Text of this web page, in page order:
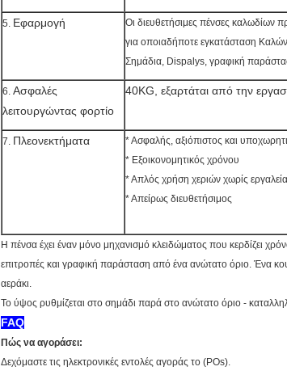
5. Εφαρμογή
Οι διευθετήσιμες πένσες
για οποιαδήποτε εγκατάσταση
Σημάδια, Dispalys, γραφική
6. Ασφαλές
λειτουργώντας φορτίο
40KG, εξαρτάται από την
7. Πλεονεκτήματα
* Ασφαλής, αξιόπιστος και
* Εξοικονομητικός χρόνου
* Απλός χρήση χεριών χωρίς εργαλεία
* Απείρως διευθετήσιμος
Η πένσα έχει έναν μόνο μηχανισμό κλειδώματος που κερδίζει
επιτροπές και γραφική παράσταση από ένα ανώτατο όριο. Ένα
αεράκι.
Το ύψος ρυθμίζεται στο σημάδι παρά στο ανώτατο όριο -
FAQ
Πώς να αγοράσει:
Δεχόμαστε τις ηλεκτρονικές εντολές αγοράς το (POs).